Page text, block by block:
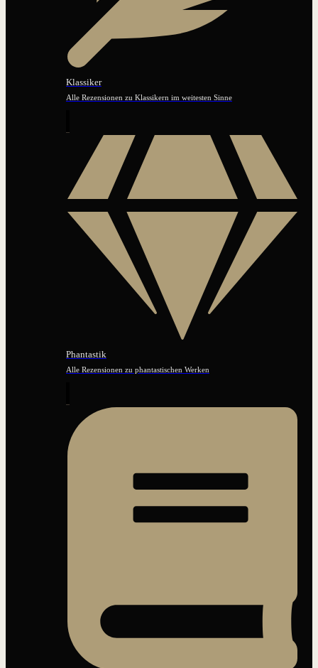
Klassiker
Alle Rezensionen zu Klassikern im weitesten Sinne
Phantastik
Alle Rezensionen zu phantastischen Werken